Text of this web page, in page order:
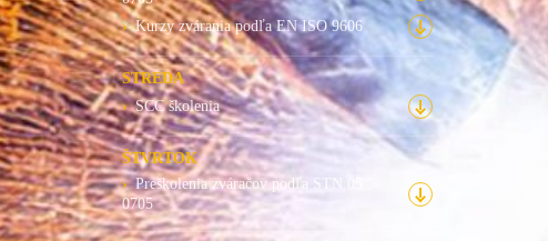
Kurzy zvárania podľa EN ISO 9606
STREDA
SCC školenia
ŠTVRTOK
Preškolenia zváračov podľa STN 05
0705